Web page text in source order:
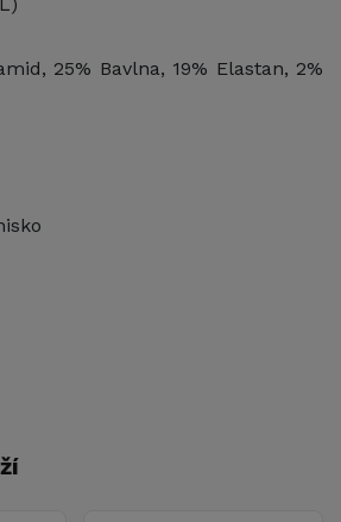
25% Bavlna, 19% Elastan, 2%